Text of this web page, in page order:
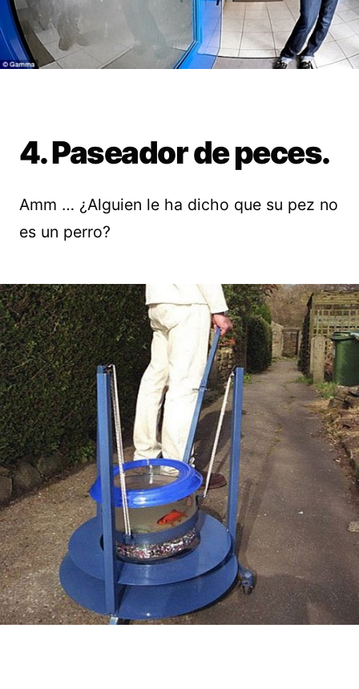
4. Paseador de peces.
Amm … ¿Alguien le ha dicho que su pez no
es un perro?